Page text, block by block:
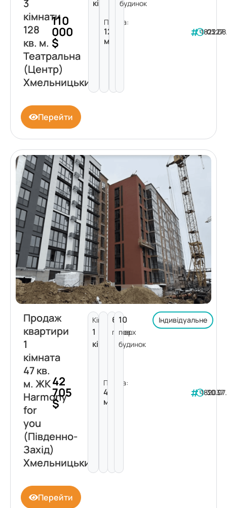
3
кімнати
128
кв. м.
Театральна
(Центр)
Хмельницький
110
000
$
кімнати
Площа:
128
м²
будинок
182227
Перейти
Продаж
квартири
1
кімната
47 кв.
м. ЖК
Harmony
for
you
(Південно-
Захід)
Хмельницький
42
705
$
Кімнат:
1
кімната
Площа:
47
м²
6
поверх
10
пов.
будинок
Індивідуальне
182037
Перейти